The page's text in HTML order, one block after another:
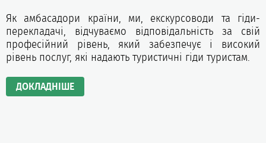
Як амбасадори країни, ми, екскурсоводи та гіди-
перекладачі, відчуваємо відповідальність за свій
професійний рівень, який забезпечує і високий
рівень послуг, які надають туристичні гіди туристам.
ДОКЛАДНІШЕ